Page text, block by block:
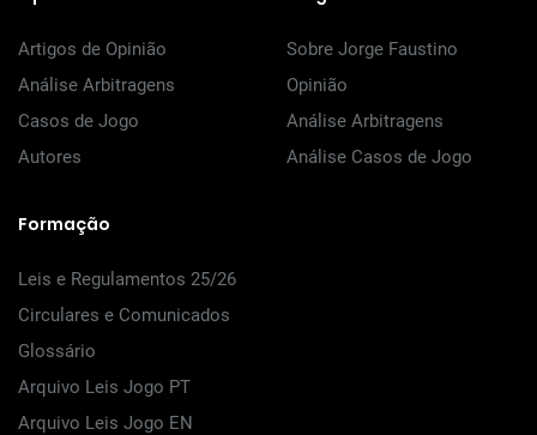
Artigos de Opinião
Análise Arbitragens
Casos de Jogo
Autores
Sobre Jorge Faustino
Opinião
Análise Arbitragens
Análise Casos de Jogo
Formação
Leis e Regulamentos 25/26
Circulares e Comunicados
Glossário
Arquivo Leis Jogo PT
Arquivo Leis Jogo EN